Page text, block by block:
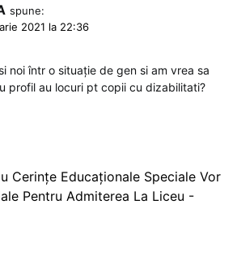
spune:
2021 la 22:36
noi într o situație de gen si am vrea sa
profil au locuri pt copii cu dizabilitati?
Cerințe Educaționale Speciale Vor
Pentru Admiterea La Liceu -